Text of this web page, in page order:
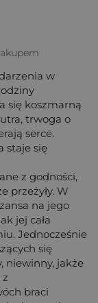
w
się koszmarną
trwoga o
serce.
staje się
z godności,
przeżyły. W
na jego
jej cała
Jednocześnie
się
niewinny, jakże
braci